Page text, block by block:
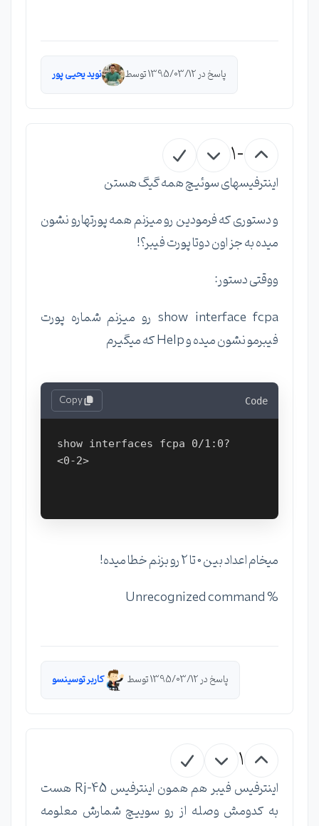
پاسخ در 1395/03/12 توسط نوید یحیی پور
-1
اینترفیسهای سوئیچ همه گیگ هستن
و دستوری که فرمودین رو میزنم همه پورتهارو نشون
میده به جز اون دوتا پورت فیبر؟!
ووقتی دستور:
show interface fcpa رو میزنم شماره پورت
فیبرمو نشون میده و Help که میگیرم
Code
Copy
show interfaces fcpa 0/1:0?
<0-2>
میخام اعداد بین 0 تا 2 رو بزنم خطا میده!
% Unrecognized command
پاسخ در 1395/03/12 توسط کاربر توسینسو
1
اینترفیس فیبر هم همون اینترفیس Rj-45 هست
به کدومش وصله از رو سوییچ شمارش معلومه